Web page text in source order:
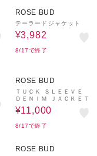
ROSE BUD
テーラードジャケット
¥3,982
8/17で終了
ROSE BUD
ＴＵＣＫ ＳＬＥＥＶＥ
ＤＥＮＩＭ ＪＡＣＫＥＴ
¥11,000
8/17で終了
ROSE BUD